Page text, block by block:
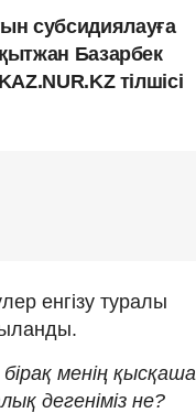
субсидиялауға
Базарбек
тілшісі
енгізу туралы
менің қысқаша
дегеніміз не?